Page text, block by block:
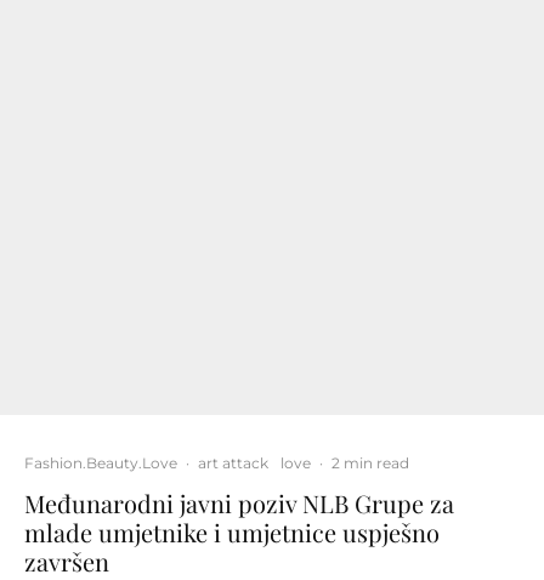
Fashion.Beauty.Love · art attack love · 2 min read
Međunarodni javni poziv NLB Grupe za
mlade umjetnike i umjetnice uspješno
završen